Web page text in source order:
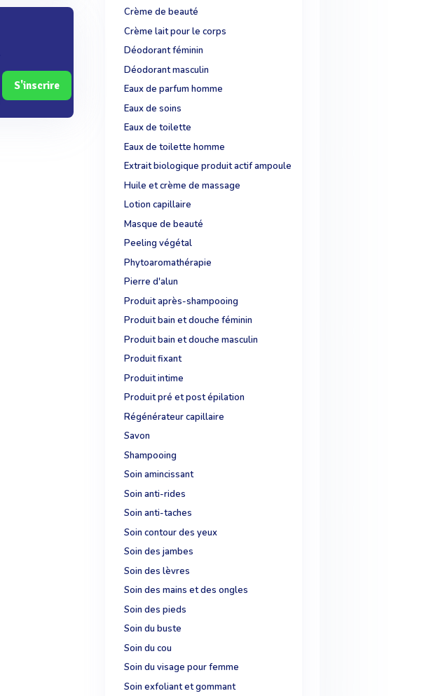
S'inscrire
Crème de beauté
Crème lait pour le corps
Déodorant féminin
Déodorant masculin
Eaux de parfum homme
Eaux de soins
Eaux de toilette
Eaux de toilette homme
Extrait biologique produit actif ampoule
Huile et crème de massage
Lotion capillaire
Masque de beauté
Peeling végétal
Phytoaromathérapie
Pierre d'alun
Produit après-shampooing
Produit bain et douche féminin
Produit bain et douche masculin
Produit fixant
Produit intime
Produit pré et post épilation
Régénérateur capillaire
Savon
Shampooing
Soin amincissant
Soin anti-rides
Soin anti-taches
Soin contour des yeux
Soin des jambes
Soin des lèvres
Soin des mains et des ongles
Soin des pieds
Soin du buste
Soin du cou
Soin du visage pour femme
Soin exfoliant et gommant